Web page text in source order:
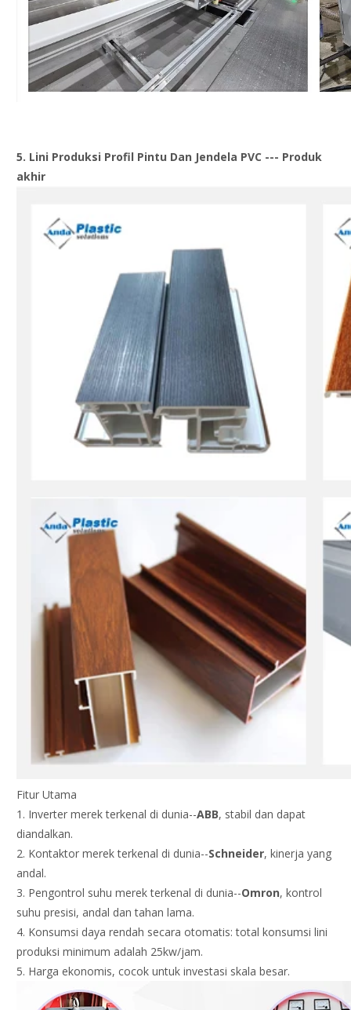
5. Lini Produksi Profil Pintu Dan Jendela PVC --- Produk
akhir
Fitur Utama
1. Inverter merek terkenal di dunia--ABB, stabil dan dapat
diandalkan.
2. Kontaktor merek terkenal di dunia--Schneider, kinerja yang
andal.
3. Pengontrol suhu merek terkenal di dunia--Omron, kontrol
suhu presisi, andal dan tahan lama.
4. Konsumsi daya rendah secara otomatis: total konsumsi lini
produksi minimum adalah 25kw/jam.
5. Harga ekonomis, cocok untuk investasi skala besar.